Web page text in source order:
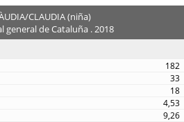
CLAUDIA (niña)
de Cataluña . 2018
182
33
18
4,53
9,26